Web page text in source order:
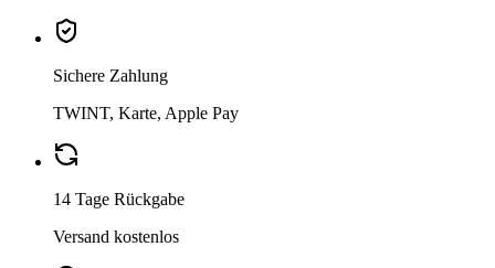
Sichere Zahlung
TWINT, Karte, Apple Pay
14 Tage Rückgabe
Versand kostenlos